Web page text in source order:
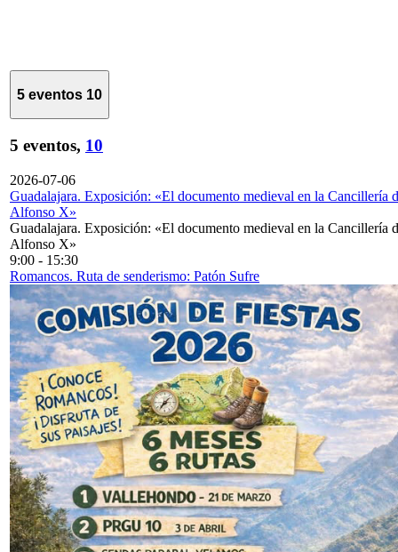
5 eventos 10
5 eventos, 10
2026-07-06
Guadalajara. Exposición: «El documento medieval en la Cancillería
Alfonso X»
Guadalajara. Exposición: «El documento medieval en la Cancillería
Alfonso X»
9:00 - 15:30
Romancos. Ruta de senderismo: Patón Sufre